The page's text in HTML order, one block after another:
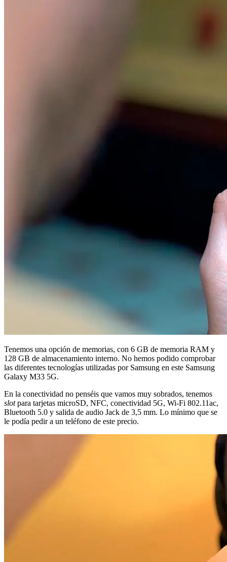
Tenemos una opción de memorias, con 6 GB de memoria RAM y
128 GB de almacenamiento interno. No hemos podido comprobar
las diferentes tecnologías utilizadas por Samsung en este Samsung
Galaxy M33 5G.
En la conectividad no penséis que vamos muy sobrados, tenemos
slotpara tarjetas microSD, NFC, conectividad 5G, Wi-Fi 802.11ac,
Bluetooth 5.0 y salida de audio Jack de 3,5 mm. Lo mínimo que se
le podía pedir a un teléfono de este precio.